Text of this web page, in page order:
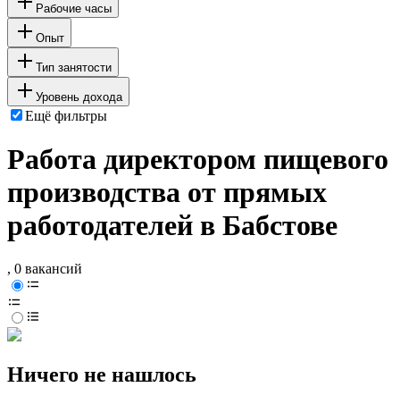
Рабочие часы
Опыт
Тип занятости
Уровень дохода
Ещё фильтры
Работа директором пищевого
производства от прямых
работодателей в Бабстове
, 0 вакансий
Ничего не нашлось